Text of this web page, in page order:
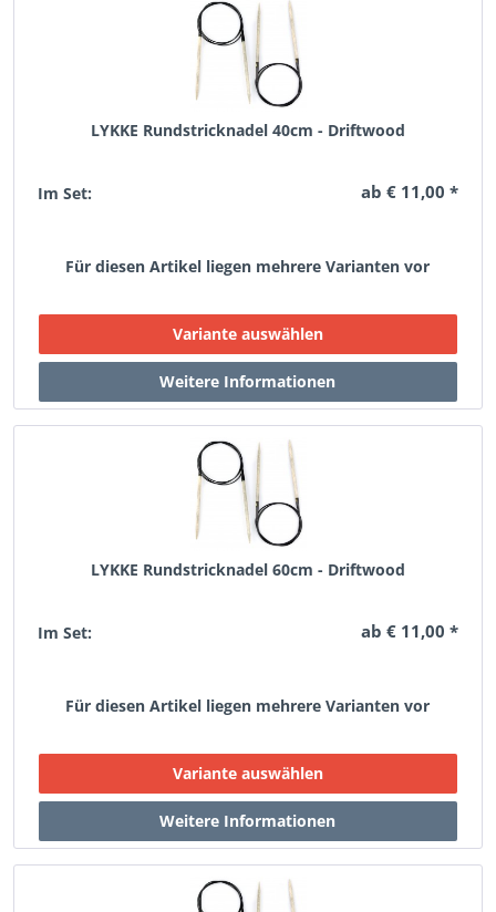
LYKKE Rundstricknadel 40cm - Driftwood
Im Set: ab € 11,00 *
Für diesen Artikel liegen mehrere Varianten vor
LYKKE Rundstricknadel 60cm - Driftwood
Im Set: ab € 11,00 *
Für diesen Artikel liegen mehrere Varianten vor